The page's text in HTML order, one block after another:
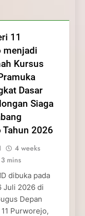
11
menjadi
Kursus
Dasar
Siaga
2026
4 weeks
3 mins
dibuka pada
Juli 2026 di
Depan
Purworejo,